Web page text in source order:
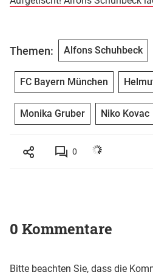
Themen: Alfons Schuhbeck
FC Bayern München
Monika Gruber Niko Kovac
0
0 Kommentare
Bitte beachten Sie, dass die